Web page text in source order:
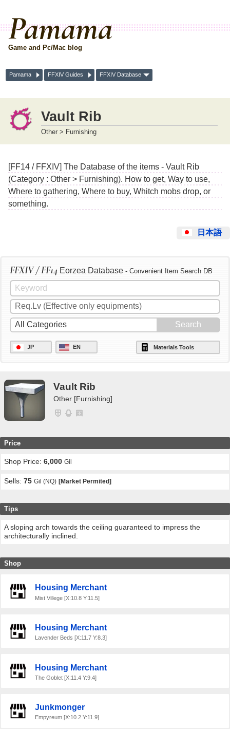
Pamama
Game and Pc/Mac blog
Pamama FFXIV Guides FFXIV Database
Vault Rib
Other > Furnishing
[FF14 / FFXIV] The Database of the items - Vault Rib
(Category : Other > Furnishing). How to get, Way to use,
Where to gathering, Where to buy, Whitch mobs drop, or
something.
日本語
FFXIV / FF14 Eorzea Database - Convenient Item Search DB
JP EN Materials Tools
Vault Rib
Other [Furnishing]
Price
Shop Price:6,000 Gil
Sells:75 Gil (NQ) [Market Permited]
Tips
A sloping arch towards the ceiling guaranteed to impress the
architecturally inclined.
Shop
Housing Merchant
Mist Villege [X:10.8 Y:11.5]
Housing Merchant
Lavender Beds [X:11.7 Y:8.3]
Housing Merchant
The Goblet [X:11.4 Y:9.4]
Junkmonger
Empyreum [X:10.2 Y:11.9]